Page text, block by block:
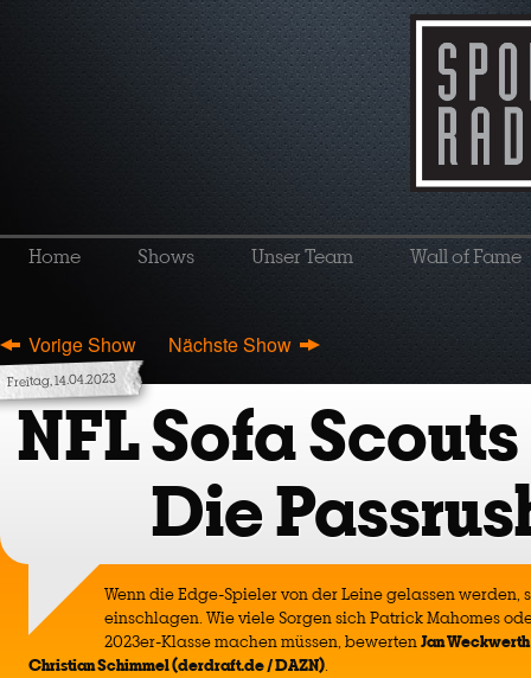
Home Shows Unser Team Wall of Fame
Vorige Show Nächste Show
Freitag, 14.04.2023
NFL Sofa
Die
Wenn die Edge-Spieler von der Leine gelassen
einschlagen. Wie viele Sorgen sich Patrick Mahomes
2023er-Klasse machen müssen, bewertenJan
Christian Schimmel (derdraft.de / DAZN).